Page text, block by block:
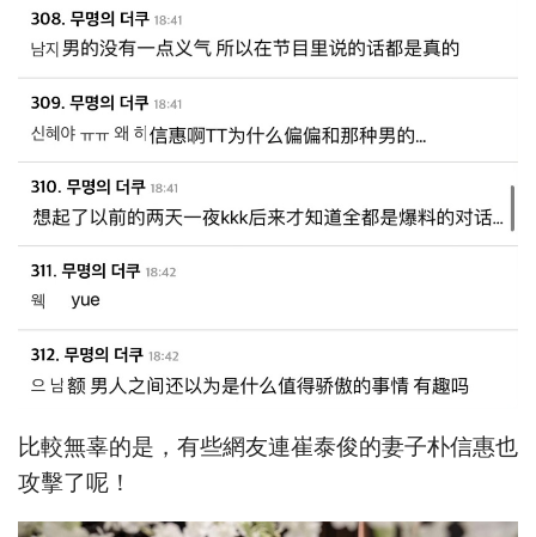
比較無辜的是，有些網友連崔泰俊的妻子朴信惠也
攻擊了呢！